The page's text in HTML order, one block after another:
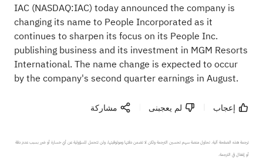
IAC (NASDAQ:IAC) today announced the company is
changing its name to People Incorporated as it
continues to sharpen its focus on its People Inc.
publishing business and its investment in MGM Resorts
International. The name change is expected to occur
by the company's second quarter earnings in August.
إعجاب لم يعجبنى مشاركة
ترجمة هذه الصفحة آلية. تحاول منصة سهم تحسين الترجمة ولكن لا تضمن دقتها وموثوقيتها، ولن تتحمل المسؤولية عن أي خسارة أو ضرر بسبب عدم دقة
أو إغفال في الترجمة.